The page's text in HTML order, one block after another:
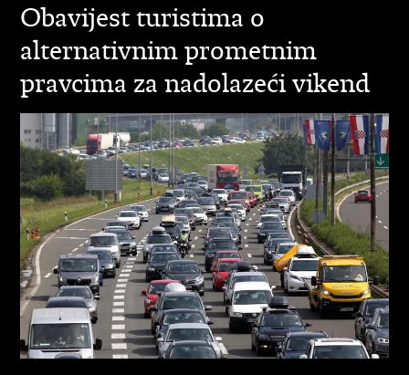
Obavijest turistima o
alternativnim prometnim
pravcima za nadolazeći vikend